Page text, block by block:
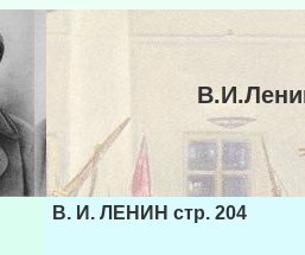
В. И. ЛЕНИН стр. 204